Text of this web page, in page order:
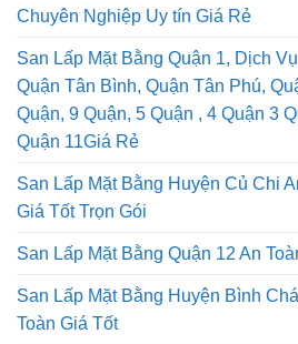
Chuyên Nghiệp Uy tín Giá Rẻ
San Lấp Mặt Bằng Quận 1, Dịch
Quận Tân Bình, Quận Tân Phú,
Quận, 9 Quận, 5 Quận , 4 Quận 3
Quận 11Giá Rẻ
San Lấp Mặt Bằng Huyện Củ Chi
Giá Tốt Trọn Gói
San Lấp Mặt Bằng Quận 12 An
San Lấp Mặt Bằng Huyện Bình
Toàn Giá Tốt